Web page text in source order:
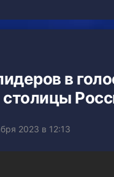
в
столицы
2023 в 12:13